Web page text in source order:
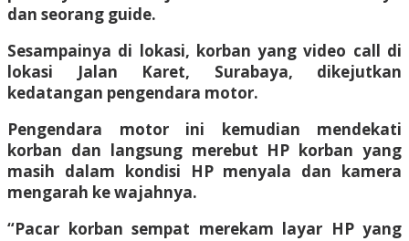
dan seorang guide.
Sesampainya di lokasi, korban yang video call di
lokasi Jalan Karet, Surabaya, dikejutkan
kedatangan pengendara motor.
Pengendara motor ini kemudian mendekati
korban dan langsung merebut HP korban yang
masih dalam kondisi HP menyala dan kamera
mengarah ke wajahnya.
“Pacar korban sempat merekam layar HP yang